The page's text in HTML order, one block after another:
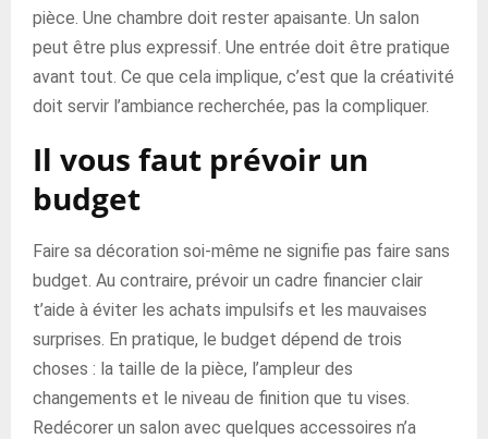
pièce. Une chambre doit rester apaisante. Un salon
peut être plus expressif. Une entrée doit être pratique
avant tout. Ce que cela implique, c’est que la créativité
doit servir l’ambiance recherchée, pas la compliquer.
Il vous faut prévoir un
budget
Faire sa décoration soi-même ne signifie pas faire sans
budget. Au contraire, prévoir un cadre financier clair
t’aide à éviter les achats impulsifs et les mauvaises
surprises. En pratique, le budget dépend de trois
choses : la taille de la pièce, l’ampleur des
changements et le niveau de finition que tu vises.
Redécorer un salon avec quelques accessoires n’a